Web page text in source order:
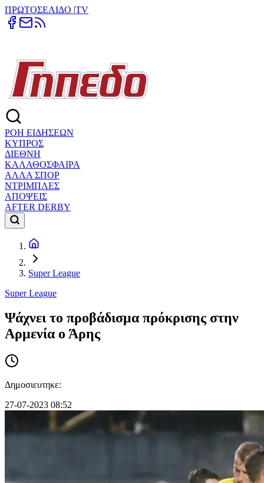
ΠΡΩΤΟΣΕΛΙΔΟ |TV
ΡΟΗ ΕΙΔΗΣΕΩΝ
ΚΥΠΡΟΣ
ΔΙΕΘΝΗ
ΚΑΛΑΘΟΣΦΑΙΡΑ
ΑΛΛΑ ΣΠΟΡ
ΝΤΡΙΜΠΛΕΣ
ΑΠΟΨΕΙΣ
AFTER DERBY
Super League
Super League
Ψάχνει το προβάδισμα πρόκρισης στην
Αρμενία ο Άρης
Δημοσιευτηκε:
27-07-2023 08:52